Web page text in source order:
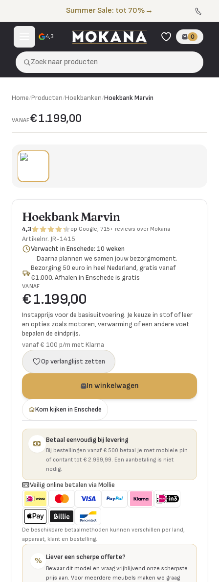
Summer Sale: tot 70% →
4,3 0
Zoek naar producten
Home/Producten/Hoekbanken/Hoekbank Marvin
VANAF€ 1.199,00
Hoekbank Marvin
4,3 op Google, 715+ reviews over Mokana
Artikelnr. JR-1415
Verwacht in Enschede: 10 weken
Daarna plannen we samen jouw bezorgmoment.
Bezorging 50 euro in heel Nederland, gratis vanaf
€1.000. Afhalen in Enschede is gratis
VANAF
€ 1.199,00
Instapprijs voor de basisuitvoering. Je keuze in stof of leer
en opties zoals motoren, verwarming of een andere voet
bepalen de eindprijs.
vanaf € 100 p/m met Klarna
Op verlanglijst zetten
In winkelwagen
Kom kijken in Enschede
Betaal eenvoudig bij levering
Bij bestellingen vanaf € 500 betaal je met mobiele pin
of contant tot € 2.999,99. Een aanbetaling is niet
nodig.
Veilig online betalen via Mollie
De beschikbare betaalmethoden kunnen verschillen per land,
apparaat, klant en bestelling.
% Liever een scherpe offerte?
Bewaar dit model en vraag vrijblijvend onze scherpste
prijs aan. Voor meerdere meubels maken we graag